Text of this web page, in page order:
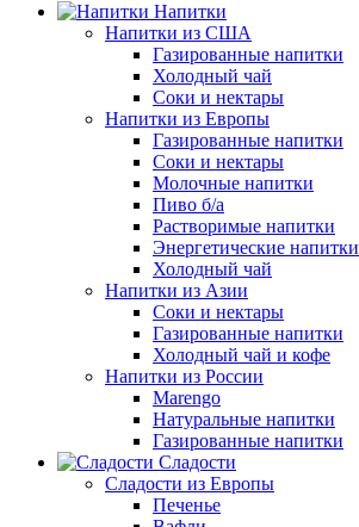
Напитки
Напитки из США
Газированные напитки
Холодный чай
Соки и нектары
Напитки из Европы
Газированные напитки
Соки и нектары
Молочные напитки
Пиво б/а
Растворимые напитки
Энергетические напитки
Холодный чай
Напитки из Азии
Соки и нектары
Газированные напитки
Холодный чай и кофе
Напитки из России
Marengo
Натуральные напитки
Газированные напитки
Сладости
Сладости из Европы
Печенье